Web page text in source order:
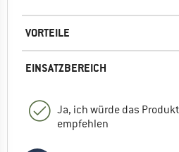
VORTEILE
EINSATZBEREICH
Ja, ich würde das
empfehlen